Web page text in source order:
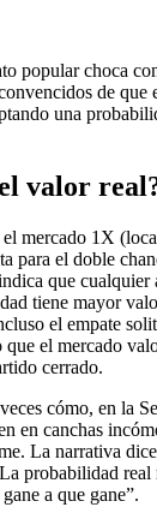
popular choca
de que
una
valor
mercado 1X
para el doble
que cualquier
tiene mayor
el empate
que el mercado
cerrado.
cómo, en la
en canchas
La narrativa
probabilidad real
a que gane”.